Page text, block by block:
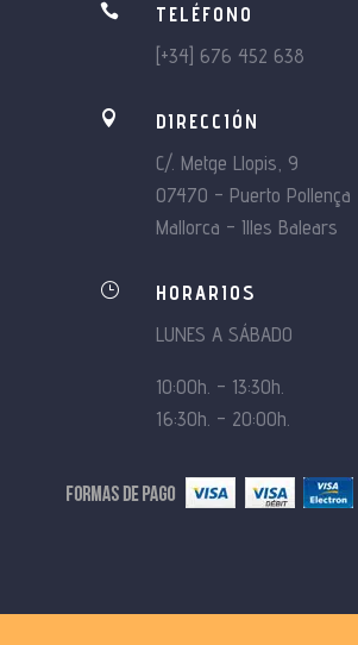

TELÉFONO
[+34] 676 452 638

DIRECCIÓN
C/. Metge Llopis, 9
07470 – Puerto Pollença
Mallorca – Illes Balears
}
HORARIOS
LUNES A SÁBADO
10:00h. – 13:30h.
16:30h. – 20:00h.